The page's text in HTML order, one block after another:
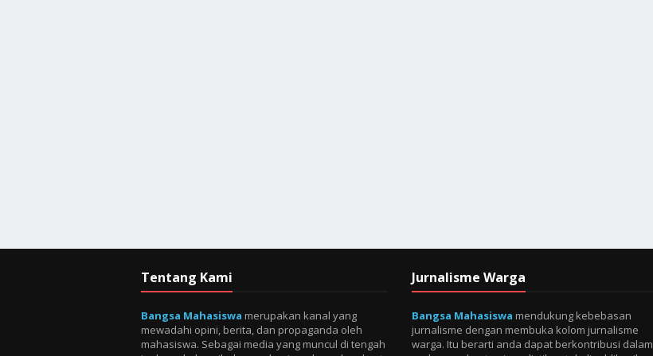
Tentang Kami
Bangsa Mahasiswa merupakan kanal yang
mewadahi opini, berita, dan propaganda oleh
mahasiswa. Sebagai media yang muncul di tengah
Jurnalisme Warga
Bangsa Mahasiswa mendukung kebebasan
jurnalisme dengan membuka kolom jurnalisme
warga. Itu berarti anda dapat berkontribusi dalam